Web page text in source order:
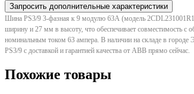
Запросить дополнительные характеристики
Шина PS3/9 3-фазная к 9 модулю 63А (модель
ширину и 27 мм в высоту, что обеспечивает совместимость с
номинальным током 63 ампера. В наличии на складе в городе
PS3/9 с доставкой и гарантией качества от ABB прямо сейчас.
Похожие товары